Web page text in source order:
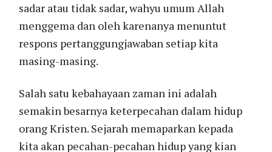
sadar atau tidak sadar, wahyu umum Allah
menggema dan oleh karenanya menuntut
respons pertanggungjawaban setiap kita
masing-masing.
Salah satu kebahayaan zaman ini adalah
semakin besarnya keterpecahan dalam hidup
orang Kristen. Sejarah memaparkan kepada
kita akan pecahan-pecahan hidup yang kian